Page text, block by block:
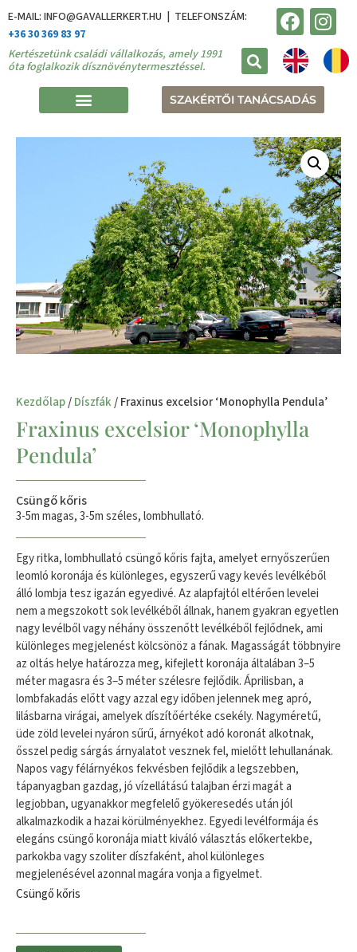
E-MAIL: INFO@GAVALLERKERT.HU | TELEFONSZÁM:
+36 30 369 83 97
Kertészetünk családi vállalkozás, amely 1991
óta foglalkozik dísznövénytermesztéssel.
SZAKÉRTŐI TANÁCSADÁS
Kezdőlap/Díszfák/ Fraxinus excelsior ‘Monophylla Pendula’
Fraxinus excelsior ‘Monophylla
Pendula’
Csüngő kőris
3-5m magas, 3-5m széles, lombhullató.
Egy ritka, lombhullató csüngő kőris fajta, amelyet ernyőszerűen
leomló koronája és különleges, egyszerű vagy kevés levélkéből
álló lombja tesz igazán egyedivé. Az alapfajtól eltérően levelei
nem a megszokott sok levélkéből állnak, hanem gyakran egyetlen
nagy levélből vagy néhány összenőtt levélkéből fejlődnek, ami
különleges megjelenést kölcsönöz a fának. Magasságát többnyire
az oltás helye határozza meg, kifejlett koronája általában 3–5
méter magasra és 3–5 méter szélesre fejlődik. Áprilisban, a
lombfakadás előtt vagy azzal egy időben jelennek meg apró,
lilásbarna virágai, amelyek díszítőértéke csekély. Nagyméretű,
üde zöld levelei nyáron sűrű, árnyékot adó koronát alkotnak,
ősszel pedig sárgás árnyalatot vesznek fel, mielőtt lehullanának.
Napos vagy félárnyékos fekvésben fejlődik a legszebben,
tápanyagban gazdag, jó vízellátású talajban érzi magát a
legjobban, ugyanakkor megfelelő gyökeresedés után jól
alkalmazkodik a hazai körülményekhez. Egyedi levélformája és
elegáns csüngő koronája miatt kiváló választás előkertekbe,
parkokba vagy szoliter díszfaként, ahol különleges
megjelenésével azonnal magára vonja a figyelmet.
Csüngő kőris